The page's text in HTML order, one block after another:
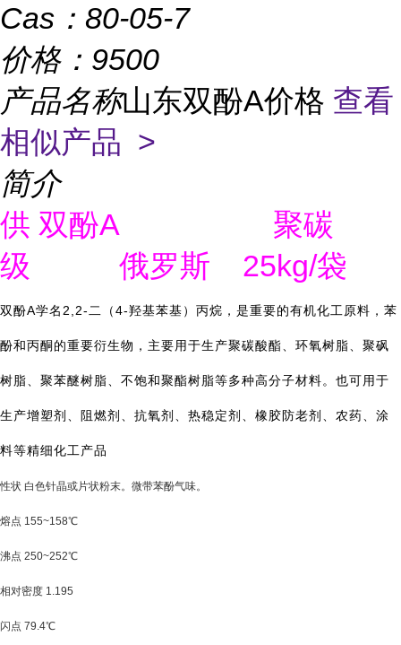
Cas： 80-05-7
价格： 9500
产品名称山东双酚A价格 查看
相似产品 >
简介
供 双酚A 聚碳
级
俄罗斯 25kg/袋
双酚A学名 2,2-二（ 4-羟基苯基）丙烷，是重要的有机化工原料，苯
酚和丙酮的重要衍生物，主要用于生产聚碳酸酯、环氧树脂、聚砜
树脂、聚苯醚树脂、不饱和聚酯树脂等多种高分子材料。也可用于
生产增塑剂、阻燃剂、抗氧剂、热稳定剂、橡胶防老剂、农药、涂
料等精细化工产品
性状 白色针晶或片状粉末。微带苯酚气味。
熔点 155~158℃
沸点 250~252℃
相对密度 1.195
闪点 79.4℃